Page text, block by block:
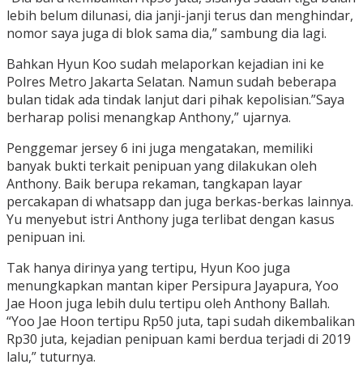
lebih belum dilunasi, dia janji-janji terus dan menghindar,
nomor saya juga di blok sama dia,” sambung dia lagi.
Bahkan Hyun Koo sudah melaporkan kejadian ini ke
Polres Metro Jakarta Selatan. Namun sudah beberapa
bulan tidak ada tindak lanjut dari pihak kepolisian.”Saya
berharap polisi menangkap Anthony,” ujarnya.
Penggemar jersey 6 ini juga mengatakan, memiliki
banyak bukti terkait penipuan yang dilakukan oleh
Anthony. Baik berupa rekaman, tangkapan layar
percakapan di whatsapp dan juga berkas-berkas lainnya.
Yu menyebut istri Anthony juga terlibat dengan kasus
penipuan ini.
Tak hanya dirinya yang tertipu, Hyun Koo juga
menungkapkan mantan kiper Persipura Jayapura, Yoo
Jae Hoon juga lebih dulu tertipu oleh Anthony Ballah.
“Yoo Jae Hoon tertipu Rp50 juta, tapi sudah dikembalikan
Rp30 juta, kejadian penipuan kami berdua terjadi di 2019
lalu,” tuturnya.